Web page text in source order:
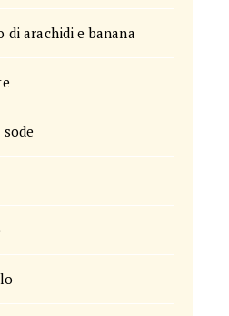
di arachidi e banana